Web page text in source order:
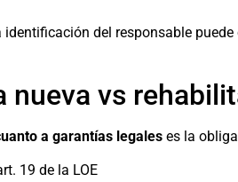
del responsable
nueva vs
a garantías legales es la
19 de la LOE